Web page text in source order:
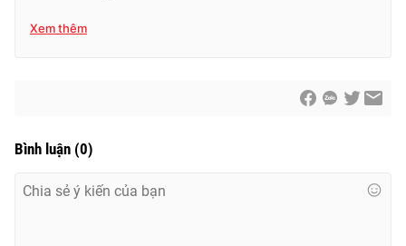
Xem thêm
Bình luận (0)